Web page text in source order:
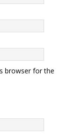
browser for the